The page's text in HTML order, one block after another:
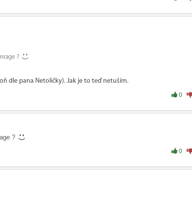
?
dle pana Netoličky). Jak je to teď netuším.
0
?
0